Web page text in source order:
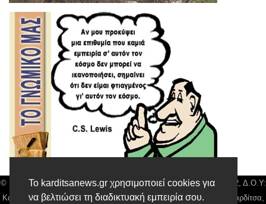
Το karditsanews.gr χρησιμοποιεί cookies για
να βελτιώσει τη διαδικτυακή εμπειρία σου.
© Karditsa News | Διακριτικός Τίτλος: Orion Media, ΑΦΜ: 043750542, Δ.Ο.Υ:
Καρδίτσας, Αρ. Γεμή: 018804431000, Δ/νση: Διάκου 10 τ.κ 43132 Καρδίτσα,